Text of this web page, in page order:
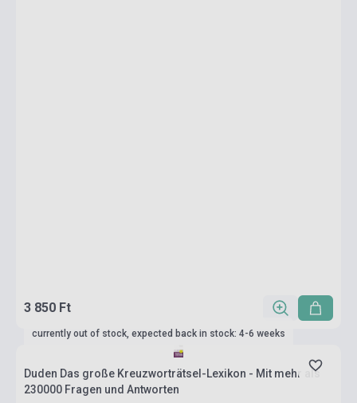
3 850 Ft
currently out of stock, expected back in stock: 4-6 weeks
Duden Das große Kreuzworträtsel-Lexikon - Mit mehr als
230000 Fragen und Antworten